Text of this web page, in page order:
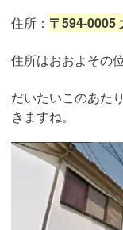
住所： 〒594-0005
住所はおおよその
だいたいこのあた
きますね。